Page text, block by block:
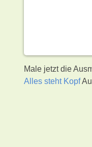
Male jetzt die
Alles steht Kopf